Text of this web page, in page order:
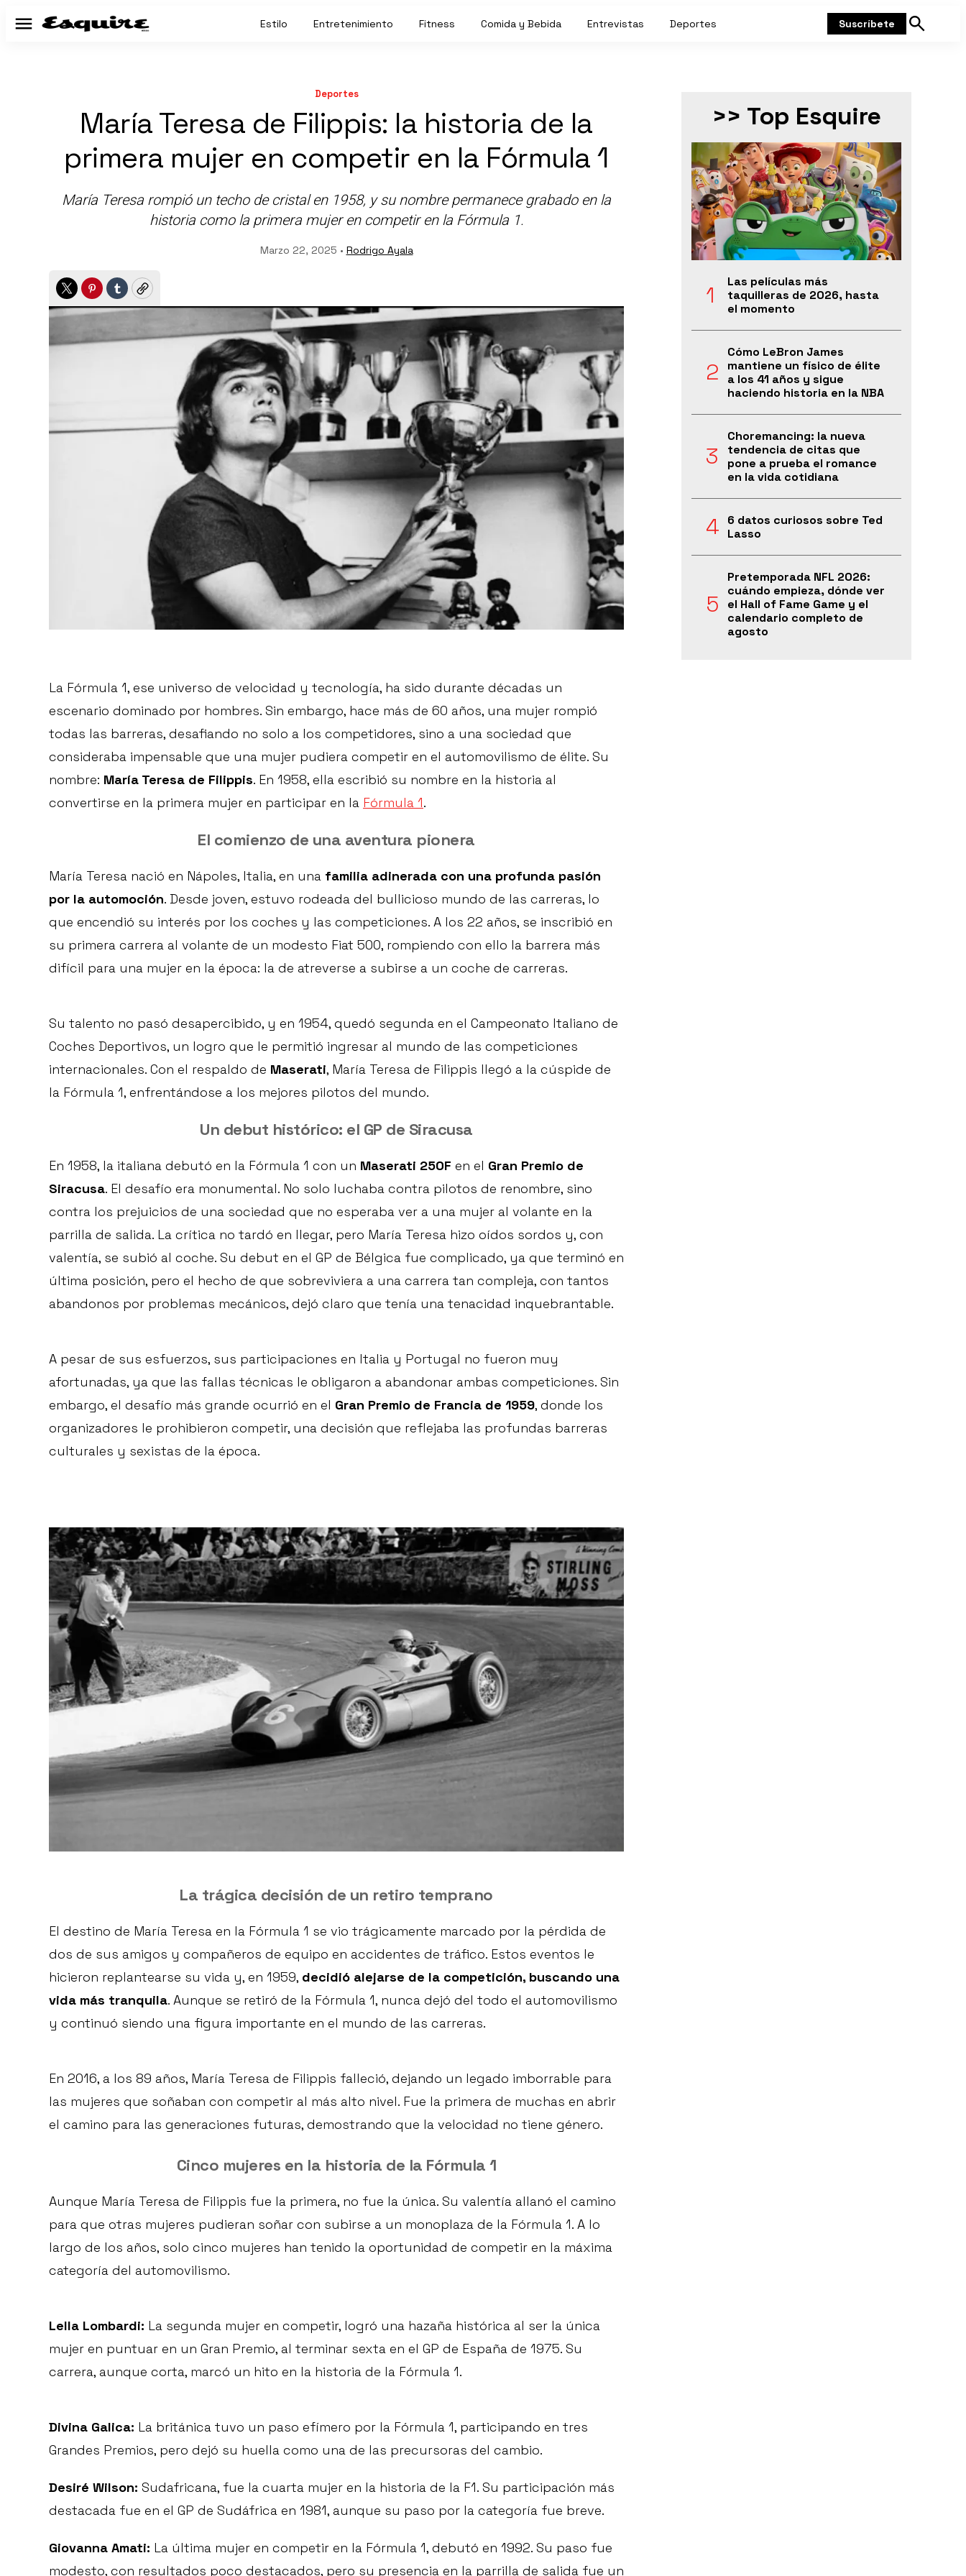
Menú Estilo Entretenimiento Fitness Comida y Bebida Entrevistas Deportes Suscríbete
Mostrar
Deportes
María Teresa de Filippis: la historia de la
primera mujer en competir en la Fórmula 1
María Teresa rompió un techo de cristal en 1958, y su nombre permanece grabado en la
historia como la primera mujer en competir en la Fórmula 1.
Marzo 22, 2025 • Rodrigo Ayala
TwitterPinterest
TumblrCopy
La Fórmula 1, ese universo de velocidad y tecnología, ha sido durante décadas un
escenario dominado por hombres. Sin embargo, hace más de 60 años, una mujer rompió
todas las barreras, desafiando no solo a los competidores, sino a una sociedad que
consideraba impensable que una mujer pudiera competir en el automovilismo de élite. Su
nombre: María Teresa de Filippis. En 1958, ella escribió su nombre en la historia al
convertirse en la primera mujer en participar en la Fórmula 1.
El comienzo de una aventura pionera
María Teresa nació en Nápoles, Italia, en una familia adinerada con una profunda pasión
por la automoción. Desde joven, estuvo rodeada del bullicioso mundo de las carreras, lo
que encendió su interés por los coches y las competiciones. A los 22 años, se inscribió en
su primera carrera al volante de un modesto Fiat 500, rompiendo con ello la barrera más
difícil para una mujer en la época: la de atreverse a subirse a un coche de carreras.
Su talento no pasó desapercibido, y en 1954, quedó segunda en el Campeonato Italiano de
Coches Deportivos, un logro que le permitió ingresar al mundo de las competiciones
internacionales. Con el respaldo de Maserati, María Teresa de Filippis llegó a la cúspide de
la Fórmula 1, enfrentándose a los mejores pilotos del mundo.
Un debut histórico: el GP de Siracusa
En 1958, la italiana debutó en la Fórmula 1 con un Maserati 250F en el Gran Premio de
Siracusa. El desafío era monumental. No solo luchaba contra pilotos de renombre, sino
contra los prejuicios de una sociedad que no esperaba ver a una mujer al volante en la
parrilla de salida. La crítica no tardó en llegar, pero María Teresa hizo oídos sordos y, con
valentía, se subió al coche. Su debut en el GP de Bélgica fue complicado, ya que terminó en
última posición, pero el hecho de que sobreviviera a una carrera tan compleja, con tantos
abandonos por problemas mecánicos, dejó claro que tenía una tenacidad inquebrantable.
A pesar de sus esfuerzos, sus participaciones en Italia y Portugal no fueron muy
afortunadas, ya que las fallas técnicas le obligaron a abandonar ambas competiciones. Sin
embargo, el desafío más grande ocurrió en el Gran Premio de Francia de 1959, donde los
organizadores le prohibieron competir, una decisión que reflejaba las profundas barreras
culturales y sexistas de la época.
La trágica decisión de un retiro temprano
El destino de María Teresa en la Fórmula 1 se vio trágicamente marcado por la pérdida de
dos de sus amigos y compañeros de equipo en accidentes de tráfico. Estos eventos le
hicieron replantearse su vida y, en 1959, decidió alejarse de la competición, buscando una
vida más tranquila. Aunque se retiró de la Fórmula 1, nunca dejó del todo el automovilismo
y continuó siendo una figura importante en el mundo de las carreras.
En 2016, a los 89 años, María Teresa de Filippis falleció, dejando un legado imborrable para
las mujeres que soñaban con competir al más alto nivel. Fue la primera de muchas en abrir
el camino para las generaciones futuras, demostrando que la velocidad no tiene género.
Cinco mujeres en la historia de la Fórmula 1
Aunque María Teresa de Filippis fue la primera, no fue la única. Su valentía allanó el camino
para que otras mujeres pudieran soñar con subirse a un monoplaza de la Fórmula 1. A lo
largo de los años, solo cinco mujeres han tenido la oportunidad de competir en la máxima
categoría del automovilismo.
Lella Lombardi: La segunda mujer en competir, logró una hazaña histórica al ser la única
mujer en puntuar en un Gran Premio, al terminar sexta en el GP de España de 1975. Su
carrera, aunque corta, marcó un hito en la historia de la Fórmula 1.
Divina Galica: La británica tuvo un paso efímero por la Fórmula 1, participando en tres
Grandes Premios, pero dejó su huella como una de las precursoras del cambio.
Desiré Wilson: Sudafricana, fue la cuarta mujer en la historia de la F1. Su participación más
destacada fue en el GP de Sudáfrica en 1981, aunque su paso por la categoría fue breve.
Giovanna Amati: La última mujer en competir en la Fórmula 1, debutó en 1992. Su paso fue
modesto, con resultados poco destacados, pero su presencia en la parrilla de salida fue un
>> Top Esquire
Las películas más
taquilleras de 2026, hasta
el momento
Cómo LeBron James
mantiene un físico de élite
a los 41 años y sigue
haciendo historia en la NBA
Choremancing: la nueva
tendencia de citas que
pone a prueba el romance
en la vida cotidiana
6 datos curiosos sobre Ted
Lasso
Pretemporada NFL 2026:
cuándo empieza, dónde ver
el Hall of Fame Game y el
calendario completo de
agosto